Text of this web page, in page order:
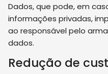
Dados, que pode, em
informações privadas,
ao responsável pelo
dados.
Redução de